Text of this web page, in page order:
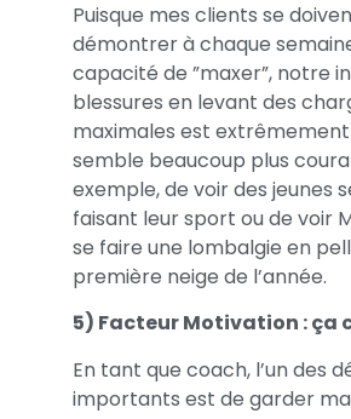
Puisque mes clients se
démontrer à chaque
capacité de ”maxer”, notre
blessures en levant des
maximales est
semble beaucoup plus
exemple, de voir des jeunes
faisant leur sport ou de voir
se faire une lombalgie en
première neige de l’année.
5) Facteur Motivation : ça
En tant que coach, l’un des
importants est de garder